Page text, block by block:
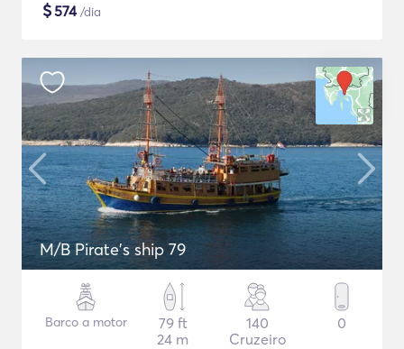
$574/dia
M/B Pirate's ship 79
Barco a motor
79 ft
24 m
140
Cruzeiro
0